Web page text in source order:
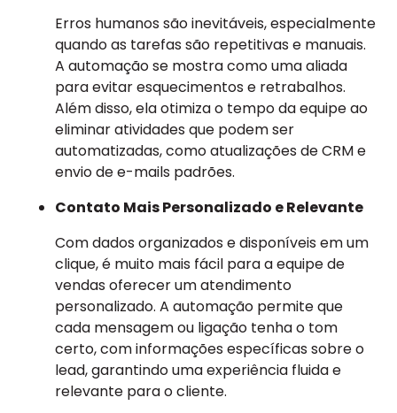
Erros humanos são inevitáveis, especialmente
quando as tarefas são repetitivas e manuais.
A automação se mostra como uma aliada
para evitar esquecimentos e retrabalhos.
Além disso, ela otimiza o tempo da equipe ao
eliminar atividades que podem ser
automatizadas, como atualizações de CRM e
envio de e-mails padrões.
Contato Mais Personalizado e Relevante
Com dados organizados e disponíveis em um
clique, é muito mais fácil para a equipe de
vendas oferecer um atendimento
personalizado. A automação permite que
cada mensagem ou ligação tenha o tom
certo, com informações específicas sobre o
lead, garantindo uma experiência fluida e
relevante para o cliente.